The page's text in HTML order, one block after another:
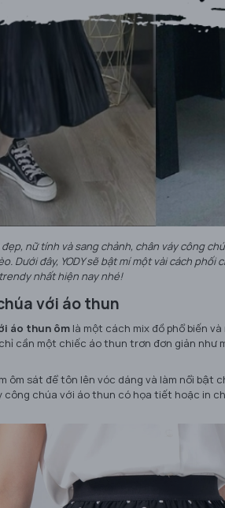
nữ tính và sang chảnh, chân váy công
Dưới đây, YODY sẽ bật mí một vài cách
nhất hiện nay nhé!
với áo thun
áo thun ôm là một cách mix đồ phổ biến
cần một chiếc áo thun trơn đơn giản
ôm sát để tôn lên vóc dáng và làm nổi bật
công chúa với áo thun có họa tiết hoặc in